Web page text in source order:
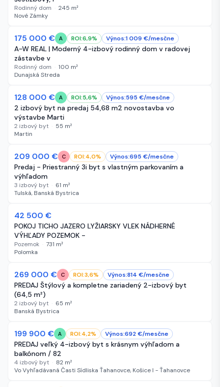
Rodinný dom · 245 m²
Nové Zámky
NOVÉ
175 000 € A ROI:6,9% Výnos:1 009 €/mesčne
A-W REAL | Moderný 4-izbový rodinný dom v radovej
zástavbe v
Rodinný dom · 100 m²
Dunajská Streda
NOVÉ
128 000 € A ROI:5,6% Výnos:595 €/mesčne
2 izbový byt na predaj 54,68 m2 novostavba vo
výstavbe Marti
2 izbový byt · 55 m²
Martin
NOVÉ
209 000 € C ROI:4,0% Výnos:695 €/mesčne
Predaj - Priestranný 3i byt s vlastným parkovaním a
výhľadom
3 izbový byt · 61 m²
Tulská, Banská Bystrica
NOVÉ
42 500 €
POKOJ TICHO JAZERO LYŽIARSKY VLEK NÁDHERNÉ
VÝHĽADY POZEMOK -
Pozemok · 731 m²
Polomka
NOVÉ
269 000 € C ROI:3,6% Výnos:814 €/mesčne
PREDAJ Štýlový a kompletne zariadený 2-izbový byt
(64,5 m²)
2 izbový byt · 65 m²
Banská Bystrica
NOVÉ
199 900 € A ROI:4,2% Výnos:692€/mesčne
PREDAJ veľký 4-izbový byt s krásnym výhľadom a
balkónom / 82
4 izbový byt · 82 m²
Vo Vyhľadávaná Časti Sídliska Ťahanovce, Košice I - Ťahanovce